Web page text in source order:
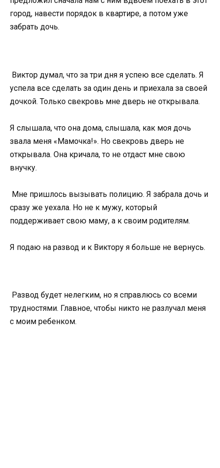
город, навести порядок в квартире, а потом уже
забрать дочь.
Виктор думал, что за три дня я успею все сделать. Я
успела все сделать за один день и приехала за своей
дочкой. Только свекровь мне дверь не открывала.
Я слышала, что она дома, слышала, как моя дочь
звала меня «Мамочка!». Но свекровь дверь не
открывала. Она кричала, то не отдаст мне свою
внучку.
Мне пришлось вызывать полицию. Я забрала дочь и
сразу же уехала. Но не к мужу, который
поддерживает свою маму, а к своим родителям.
Я подаю на развод и к Виктору я больше не вернусь.
Развод будет нелегким, но я справлюсь со всеми
трудностями. Главное, чтобы никто не разлучал меня
с моим ребенком.